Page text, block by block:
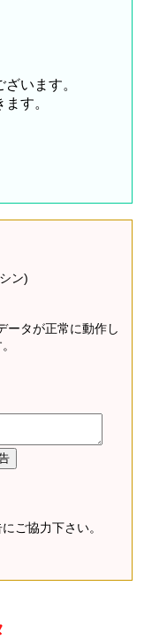
います。
す。
ン)
ータが正常に動作し
ご協力下さい。